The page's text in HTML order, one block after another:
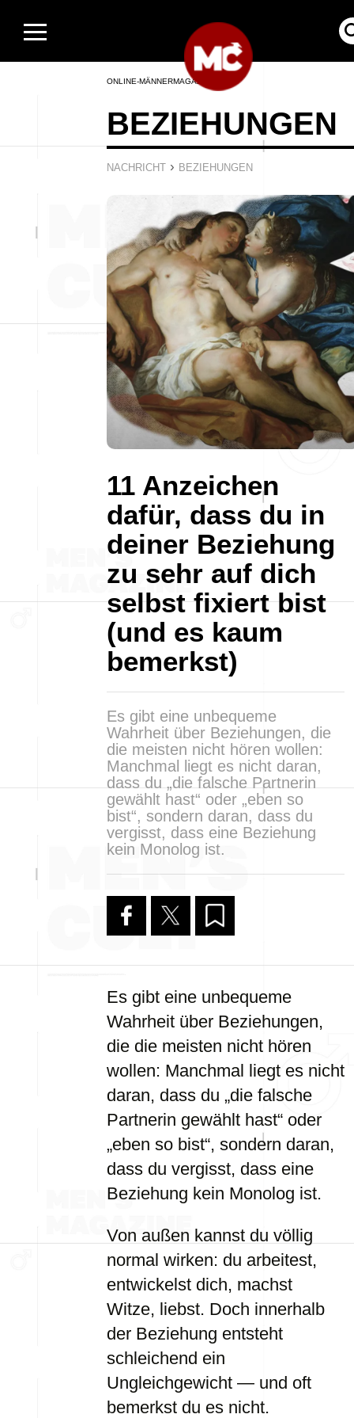
ONLINE-MÄNNERMAGAZIN
BEZIEHUNGEN
NACHRICHT › BEZIEHUNGEN
11 Anzeichen
dafür, dass du in
deiner Beziehung
zu sehr auf dich
selbst fixiert bist
(und es kaum
bemerkst)
Es gibt eine unbequeme
Wahrheit über Beziehungen, die
die meisten nicht hören wollen:
Manchmal liegt es nicht daran,
dass du „die falsche Partnerin
gewählt hast“ oder „eben so
bist“, sondern daran, dass du
vergisst, dass eine Beziehung
kein Monolog ist.
Es gibt eine unbequeme
Wahrheit über Beziehungen,
die die meisten nicht hören
wollen: Manchmal liegt es nicht
daran, dass du „die falsche
Partnerin gewählt hast“ oder
„eben so bist“, sondern daran,
dass du vergisst, dass eine
Beziehung kein Monolog ist.
Von außen kannst du völlig
normal wirken: du arbeitest,
entwickelst dich, machst
Witze, liebst. Doch innerhalb
der Beziehung entsteht
schleichend ein
Ungleichgewicht — und oft
bemerkst du es nicht.